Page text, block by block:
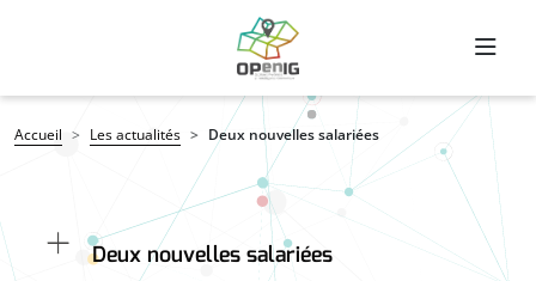
Fil d'Ariane
Accueil Les actualités Deux nouvelles salariées
Deux nouvelles salariées